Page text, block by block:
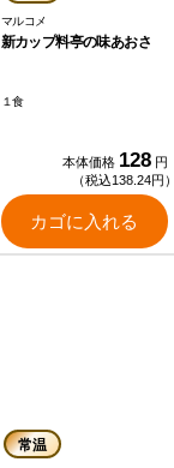
マルコメ
新カップ料亭の味あおさ
１食
本体価格 128 円
（税込138.24円
カゴに入れる
常温